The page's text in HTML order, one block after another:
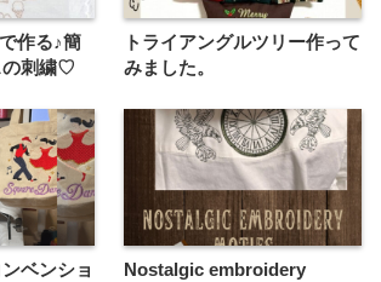
作る♪簡
の刺繍♡
トライアングルツリー作って
みました。
ベンショ
Nostalgic embroidery